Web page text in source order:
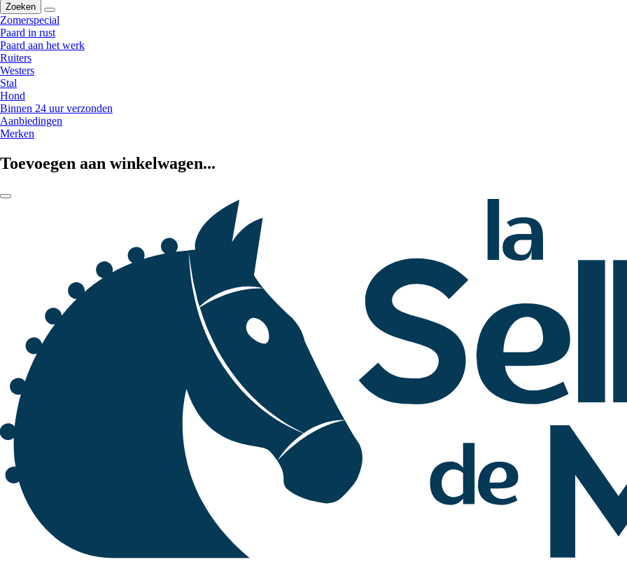
Zoeken
Zomerspecial
Paard in rust
Paard aan het werk
Ruiters
Westers
Stal
Hond
Binnen 24 uur verzonden
Aanbiedingen
Merken
Toevoegen aan winkelwagen...